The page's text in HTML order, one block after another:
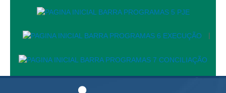
Comissão de Uniformização de Jurisprudência
Comitê de Gestão de Pessoas
Comitê de Atenção Integral à Saúde de Magistrados e
Comitê de Segurança Permanente
|